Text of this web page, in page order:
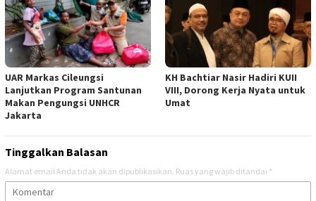
UAR Markas Cileungsi
Lanjutkan Program Santunan
Makan Pengungsi UNHCR
Jakarta
KH Bachtiar Nasir Hadiri KUII
VIII, Dorong Kerja Nyata untuk
Umat
Tinggalkan Balasan
Alamat email Anda tidak akan dipublikasikan. Ruas yang wajib ditandai *